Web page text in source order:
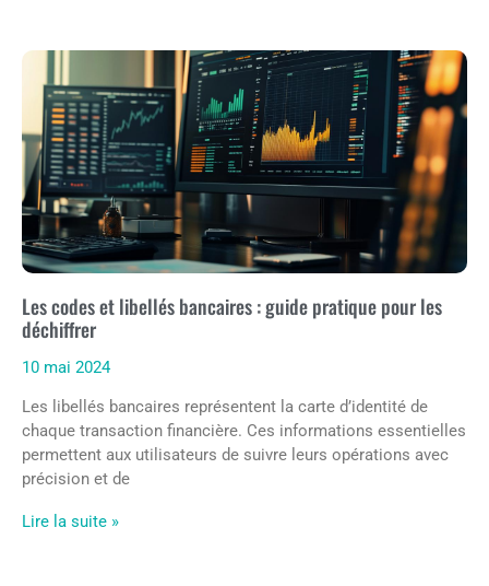
Les codes et libellés bancaires : guide pratique pour les
déchiffrer
10 mai 2024
Les libellés bancaires représentent la carte d’identité de
chaque transaction financière. Ces informations essentielles
permettent aux utilisateurs de suivre leurs opérations avec
précision et de
Lire la suite »